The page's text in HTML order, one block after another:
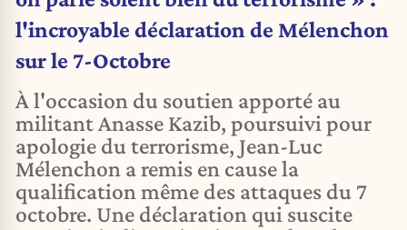
l'incroyable déclaration de Mélenchon
sur le 7-Octobre
À l'occasion du soutien apporté au
militant Anasse Kazib, poursuivi pour
apologie du terrorisme, Jean-Luc
Mélenchon a remis en cause la
qualification même des attaques du 7
octobre. Une déclaration qui suscite